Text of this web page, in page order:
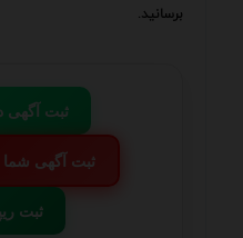
برسانید.
📢 ثبت
💬 ثبت آگهی
📰 ثبت